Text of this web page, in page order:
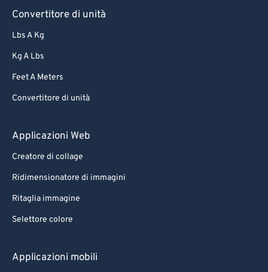
Convertitore di unità
Lbs A Kg
Kg A Lbs
Feet A Meters
Convertitore di unità
Applicazioni Web
Creatore di collage
Ridimensionatore di immagini
Ritaglia immagine
Selettore colore
Applicazioni mobili